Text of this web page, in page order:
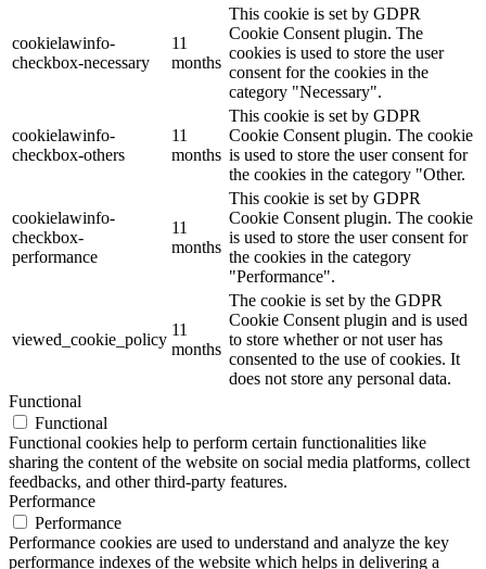
cookielawinfo-
checkbox-necessary
11
months
This cookie is set by GDPR
Cookie Consent plugin. The
cookies is used to store the user
consent for the cookies in the
category "Necessary".
cookielawinfo-
checkbox-others
11
months
This cookie is set by GDPR
Cookie Consent plugin. The cookie
is used to store the user consent for
the cookies in the category "Other.
cookielawinfo-
checkbox-
performance
11
months
This cookie is set by GDPR
Cookie Consent plugin. The cookie
is used to store the user consent for
the cookies in the category
"Performance".
viewed_cookie_policy
11
months
The cookie is set by the GDPR
Cookie Consent plugin and is used
to store whether or not user has
consented to the use of cookies. It
does not store any personal data.
Functional
Functional
Functional cookies help to perform certain functionalities like
sharing the content of the website on social media platforms, collect
feedbacks, and other third-party features.
Performance
Performance
Performance cookies are used to understand and analyze the key
performance indexes of the website which helps in delivering a